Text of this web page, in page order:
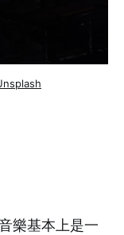
樂基本上是一